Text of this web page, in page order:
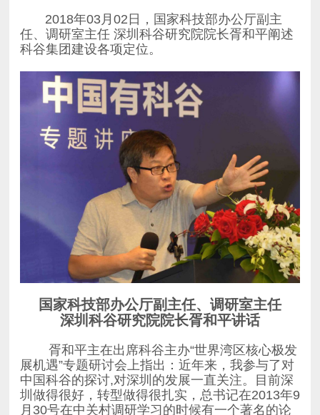
科谷集团建设各项定位。
国家科技部办公厅副主任、调研室主任
深圳科谷研究院院长胥和平讲话